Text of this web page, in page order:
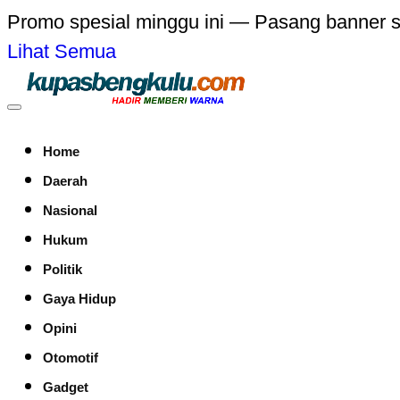
Promo spesial minggu ini — Pasang banner
Lihat Semua
Home
Daerah
Nasional
Hukum
Politik
Gaya Hidup
Opini
Otomotif
Gadget